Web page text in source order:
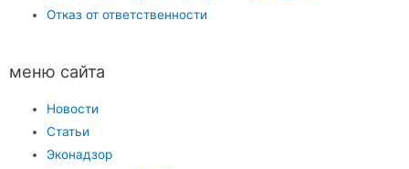
Отказ от ответственности
меню сайта
Новости
Статьи
Эконадзор